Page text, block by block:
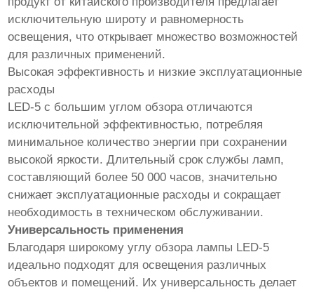
исключительную широту и равномерность
освещения, что открывает множество возможностей
для различных применений.
Высокая эффективность и низкие эксплуатационные
расходы
LED-5 с большим углом обзора отличаются
исключительной эффективностью, потребляя
минимальное количество энергии при сохранении
высокой яркости. Длительный срок службы ламп,
составляющий более 50 000 часов, значительно
снижает эксплуатационные расходы и сокращает
необходимость в техническом обслуживании.
Универсальность применения
Благодаря широкому углу обзора лампы LED-5
идеально подходят для освещения различных
объектов и помещений. Их универсальность делает